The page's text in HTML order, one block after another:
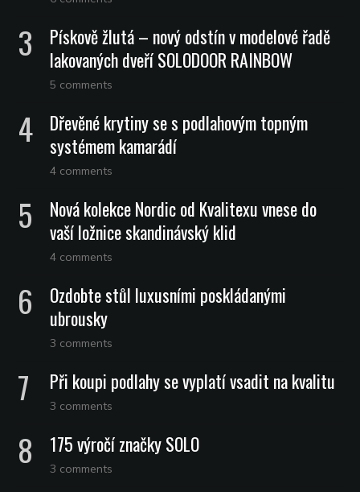
Pískově žlutá – nový odstín v modelové řadě
lakovaných dveří SOLODOOR RAINBOW
5 comments
Dřevěné krytiny se s podlahovým topným
systémem kamarádí
4 comments
Nová kolekce Nordic od Kvalitexu vnese do
vaší ložnice skandinávský klid
4 comments
Ozdobte stůl luxusními poskládanými
ubrousky
3 comments
Při koupi podlahy se vyplatí vsadit na kvalitu
3 comments
175 výročí značky SOLO
3 comments